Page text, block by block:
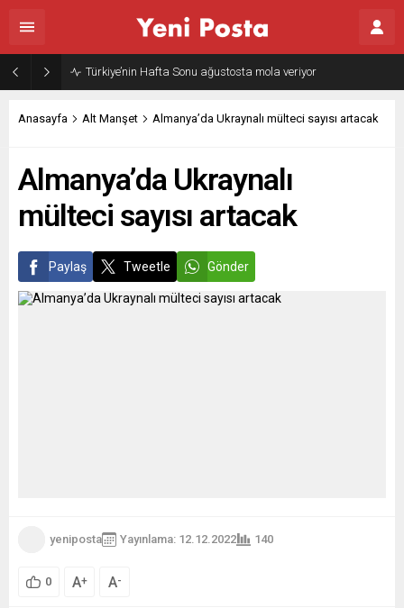
Türkiye’nin Hafta Sonu ağustosta mola veriyor
Anasayfa Alt Manşet Almanya’da Ukraynalı mülteci sayısı artacak
Almanya’da Ukraynalı
mülteci sayısı artacak
Paylaş Tweetle Gönder
yeniposta Yayınlama: 12.12.2022 140
0 A+ A-